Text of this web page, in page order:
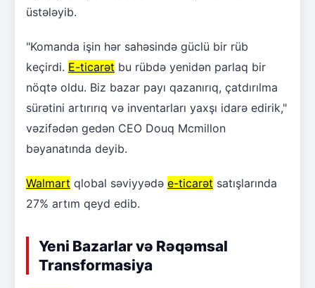
üstələyib.
"Komanda işin hər sahəsində güclü bir rüb
keçirdi. E-ticarət bu rübdə yenidən parlaq bir
nöqtə oldu. Biz bazar payı qazanırıq, çatdırılma
sürətini artırırıq və inventarları yaxşı idarə edirik,"
vəzifədən gedən CEO Douq Mcmillon
bəyanatında deyib.
Walmart qlobal səviyyədə e-ticarət satışlarında
27% artım qeyd edib.
Yeni Bazarlar və Rəqəmsal
Transformasiya